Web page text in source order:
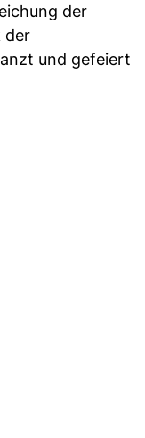
der
der
und gefeiert